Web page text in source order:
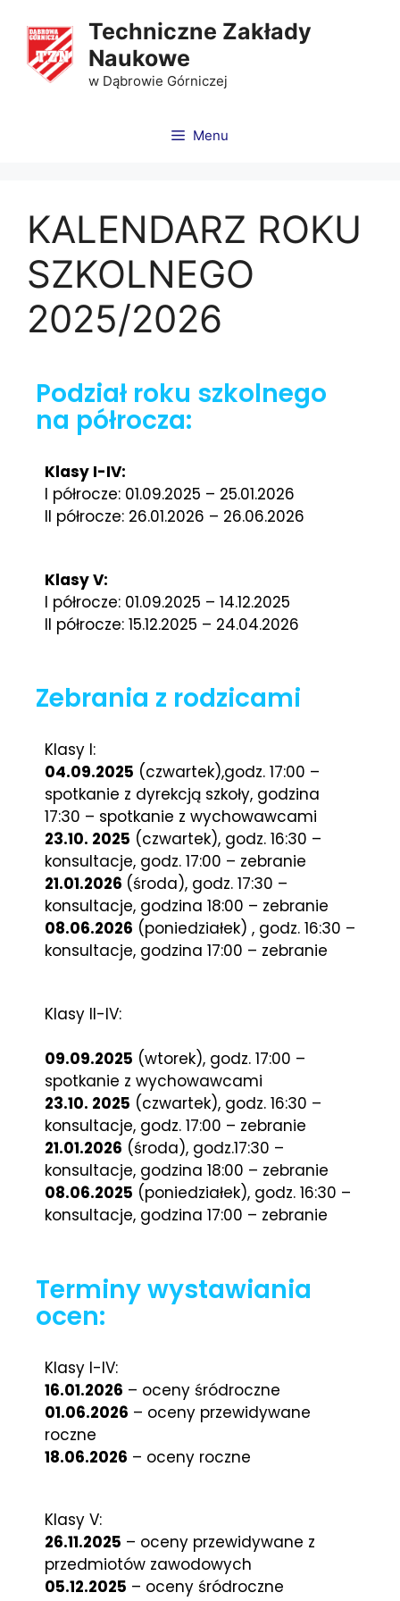
Techniczne Zakłady
Naukowe
w Dąbrowie Górniczej
Menu
KALENDARZ ROKU
SZKOLNEGO
2025/2026
Podział roku szkolnego
na półrocza:
Klasy I-IV:
I półrocze: 01.09.2025 – 25.01.2026
II półrocze: 26.01.2026 – 26.06.2026
Klasy V:
I półrocze: 01.09.2025 – 14.12.2025
II półrocze: 15.12.2025 – 24.04.2026
Zebrania z rodzicami
Klasy I:
04.09.2025 (czwartek),godz. 17:00 –
spotkanie z dyrekcją szkoły, godzina
17:30 – spotkanie z wychowawcami
23.10. 2025 (czwartek), godz. 16:30 –
konsultacje, godz. 17:00 – zebranie
21.01.2026 (środa), godz. 17:30 –
konsultacje, godzina 18:00 – zebranie
08.06.2026 (poniedziałek) , godz. 16:30 –
konsultacje, godzina 17:00 – zebranie
Klasy II-IV:
09.09.2025 (wtorek), godz. 17:00 –
spotkanie z wychowawcami
23.10. 2025 (czwartek), godz. 16:30 –
konsultacje, godz. 17:00 – zebranie
21.01.2026 (środa), godz.17:30 –
konsultacje, godzina 18:00 – zebranie
08.06.2025 (poniedziałek), godz. 16:30 –
konsultacje, godzina 17:00 – zebranie
Terminy wystawiania
ocen:
Klasy I-IV:
16.01.2026 – oceny śródroczne
01.06.2026 – oceny przewidywane
roczne
18.06.2026 – oceny roczne
Klasy V:
26.11.2025 – oceny przewidywane z
przedmiotów zawodowych
05.12.2025 – oceny śródroczne